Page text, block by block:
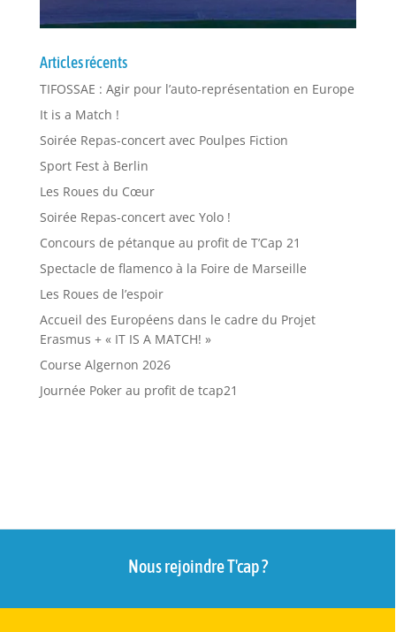
Articles récents
TIFOSSAE : Agir pour l’auto-représentation en Europe
It is a Match !
Soirée Repas-concert avec Poulpes Fiction
Sport Fest à Berlin
Les Roues du Cœur
Soirée Repas-concert avec Yolo !
Concours de pétanque au profit de T’Cap 21
Spectacle de flamenco à la Foire de Marseille
Les Roues de l’espoir
Accueil des Européens dans le cadre du Projet
Erasmus + « IT IS A MATCH! »
Course Algernon 2026
Journée Poker au profit de tcap21
Nous rejoindre T'cap ?